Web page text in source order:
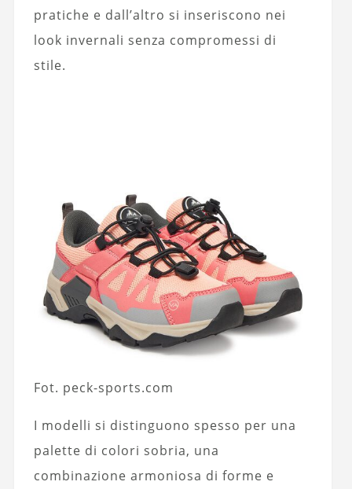
pratiche e dall’altro si inseriscono nei
look invernali senza compromessi di
stile.
Fot. peck-sports.com
I modelli si distinguono spesso per una
palette di colori sobria, una
combinazione armoniosa di forme e